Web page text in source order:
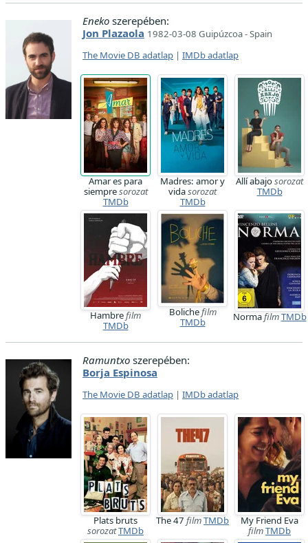
Eneko szerepében:
Jon Plazaola 1982-03-08 Guipúzcoa - Spain
The Movie DB adatlap | IMDb adatlap
Amar es para
siempresorozat
TMDb
Madres: amor y
vidasorozat
TMDb
Allí abajosorozat
TMDb
Hambrefilm
TMDb
Bolichefilm
TMDb
NormafilmTMDb
Ramuntxo szerepében:
Borja Espinosa
The Movie DB adatlap | IMDb adatlap
Plats bruts
sorozatTMDb
The 47 filmTMDb
My Friend Eva
filmTMDb